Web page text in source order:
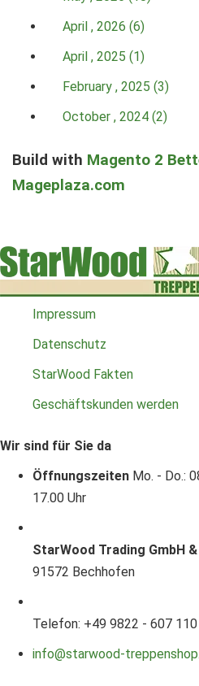
April , 2026 (6)
April , 2025 (1)
February , 2025 (3)
October , 2024 (2)
Build with Magento 2
Mageplaza.com
Impressum
Datenschutz
StarWood Fakten
Geschäftskunden werden
Wir sind für Sie da
Öffnungszeiten Mo. - Do.:
17.00 Uhr
StarWood Trading GmbH &
91572 Bechhofen
Telefon: +49 9822 - 607 110
info@starwood-